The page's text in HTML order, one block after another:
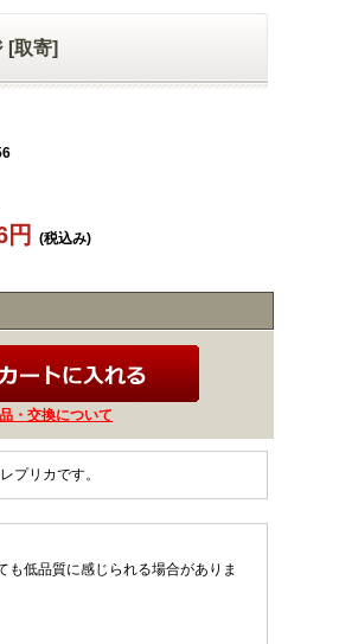
[取寄]
円
(税込み)
・交換について
プリカです。
低品質に感じられる場合がありま